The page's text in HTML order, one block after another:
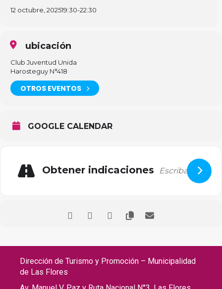
12 octubre, 202519:30-22:30
ubicación
Club Juventud Unida
Harosteguy N°418
OTROS EVENTOS
GOOGLE CALENDAR
Obtener indicaciones
Dirección de Turismo y Promoción – Municipalidad
de Las Flores